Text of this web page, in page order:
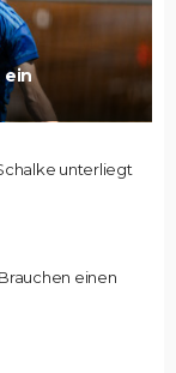
ein
unterliegt
einen